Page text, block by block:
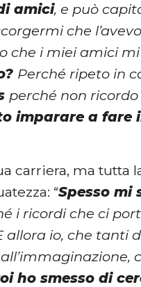
amici, e può
che
che i miei amici
Perché ripeto in
perché non
imparare a fare
carriera, ma tutta
“Spesso mi
i ricordi che ci
io, che tanti
ho smesso di